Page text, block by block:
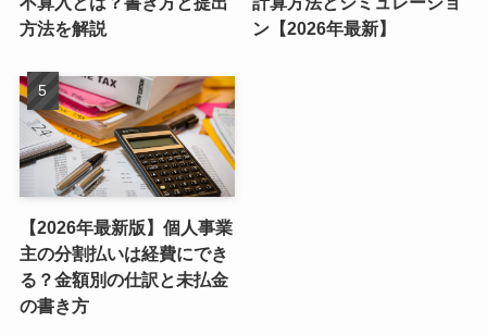
方法を解説
ン【2026年最新】
【2026年最新版】個人事業
主の分割払いは経費にでき
る？金額別の仕訳と未払金
の書き方